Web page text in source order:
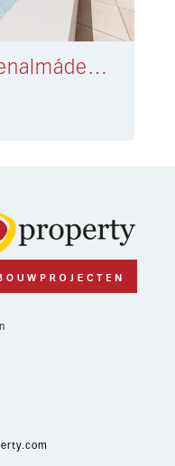
Vrijstaande villa Benalmádena € 1.850.000,-